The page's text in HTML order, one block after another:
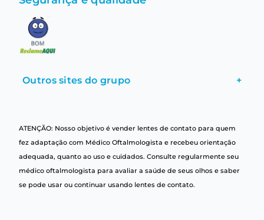
Outros sites do grupo +
ATENÇÃO: Nosso objetivo é vender lentes de contato para quem
fez adaptação com Médico Oftalmologista e recebeu orientação
adequada, quanto ao uso e cuidados. Consulte regularmente seu
médico oftalmologista para avaliar a saúde de seus olhos e saber
se pode usar ou continuar usando lentes de contato.